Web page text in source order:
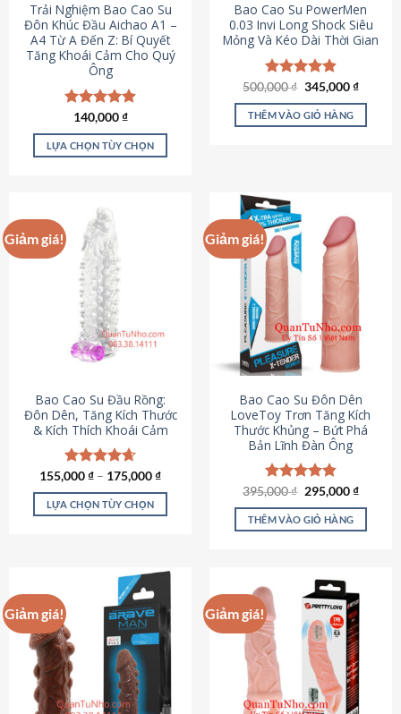
Trải Nghiệm Bao Cao Su
Đôn Khúc Đầu Aichao A1 –
A4 Từ A Đến Z: Bí Quyết
Tăng Khoái Cảm Cho Quý
Ông
Được xếp
hạng4.88
5 sao
140,000₫
LỰA CHỌN TÙY CHỌN
có
nhiều
biến
thể.
Các
tùy
chọn
có
chọn
trên
trang
sản
phẩm
Bao Cao Su PowerMen
0.03 Invi Long Shock Siêu
Mỏng Và Kéo Dài Thời Gian
Được xếp
hạng4.85
5 sao
500,000₫ Giá
là:
500,000 ₫.
345,000₫Giá
tại
THÊM VÀO GIỎ HÀNG
Giảm giá!
Bao Cao Su Đầu Rồng:
Đôn Dên, Tăng Kích Thước
& Kích Thích Khoái Cảm
Được xếp
hạng4.69
5 sao
155,000₫ – 175,000₫
LỰA CHỌN TÙY CHỌN
nhiều
biến
thể.
Các
tùy
chọn
Giảm giá!
Bao Cao Su Đôn Dên
LoveToy Trơn Tăng Kích
Thước Khủng – Bứt Phá
Bản Lĩnh Đàn Ông
Được xếp
hạng4.82
5 sao
395,000₫ Giá
là:
395,000 ₫.
295,000₫Giá
tại
THÊM VÀO GIỎ HÀNG
Giảm giá! Giảm giá!